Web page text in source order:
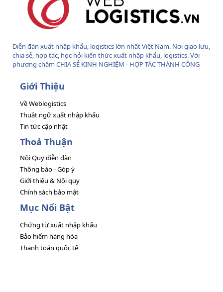
Diễn đàn xuất nhập khẩu, logistics lớn nhất Việt Nam. Nơi giao lưu,
chia sẻ, hợp tác, học hỏi kiến thức xuất nhập khẩu, logistics. Với
phương châm CHIA SẺ KINH NGHIỆM - HỢP TÁC THÀNH CÔNG
Giới Thiệu
Về Weblogistics
Thuật ngữ xuất nhập khẩu
Tin tức cập nhật
Thoả Thuận
Nội Quy diễn đàn
Thông báo - Góp ý
Giới thiệu & Nội quy
Chính sách bảo mật
Mục Nổi Bật
Chứng từ xuất nhập khẩu
Bảo hiểm hàng hóa
Thanh toán quốc tế